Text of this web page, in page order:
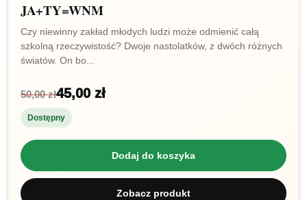
JA+TY=WNM
Czy niewinny zakład młodych ludzi może odmienić całą
szkolną rzeczywistość? Dwoje nastolatków, z dwóch różnych
światów. On bo...
50,00 zł45,00 zł
Dostępny
Dodaj do koszyka
Zobacz produkt